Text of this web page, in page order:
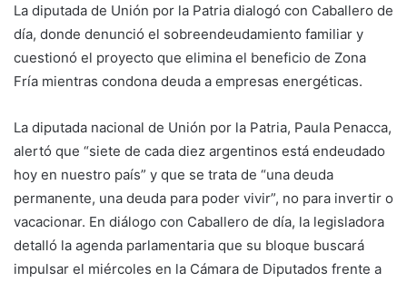
La diputada de Unión por la Patria dialogó con Caballero de
día, donde denunció el sobreendeudamiento familiar y
cuestionó el proyecto que elimina el beneficio de Zona
Fría mientras condona deuda a empresas energéticas.
La diputada nacional de Unión por la Patria, Paula Penacca,
alertó que “siete de cada diez argentinos está endeudado
hoy en nuestro país” y que se trata de “una deuda
permanente, una deuda para poder vivir”, no para invertir o
vacacionar. En diálogo con Caballero de día, la legisladora
detalló la agenda parlamentaria que su bloque buscará
impulsar el miércoles en la Cámara de Diputados frente a